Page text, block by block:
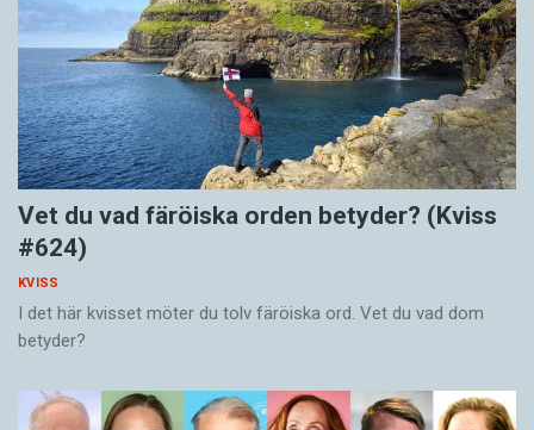
Vet du vad färöiska orden betyder? (Kviss
#624)
KVISS
I det här kvisset möter du tolv färöiska ord. Vet du vad dom
betyder?